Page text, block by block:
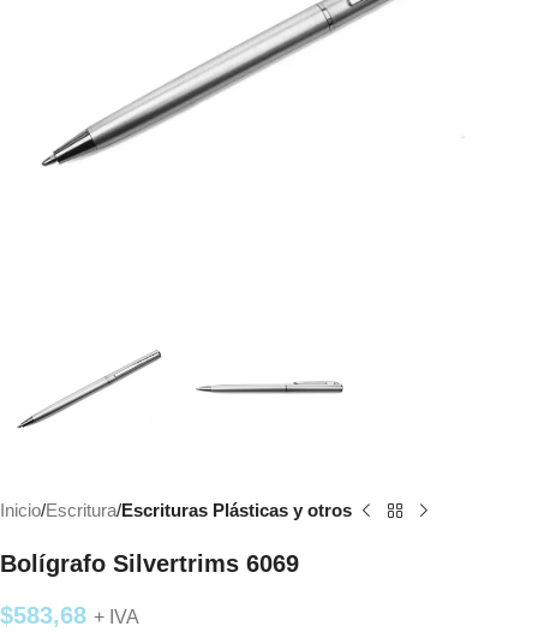
Inicio Escritura Escrituras Plásticas y otros
Bolígrafo Silvertrims 6069
$583,68 + IVA